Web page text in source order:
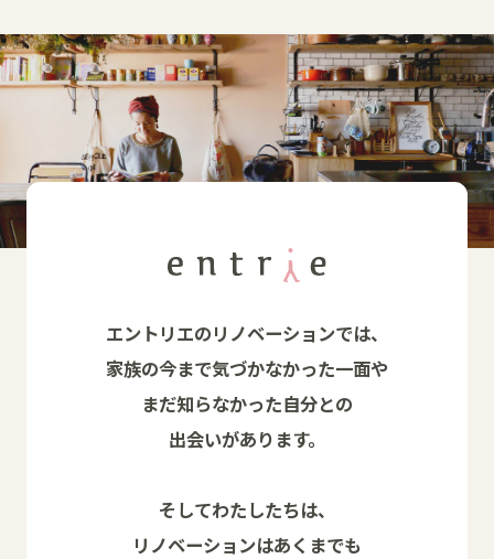
エントリエのリノベーションでは、
家族の今まで気づかなかった一面や
まだ知らなかった自分との
出会いがあります。
そしてわたしたちは、
リノベーションはあくまでも